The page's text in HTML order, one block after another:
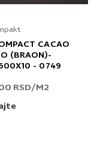
CACAO
(BRAON)-
- 0749
RSD/M2